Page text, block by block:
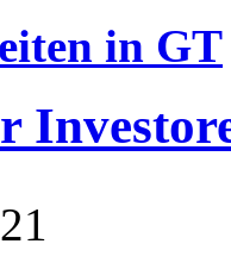
in GT